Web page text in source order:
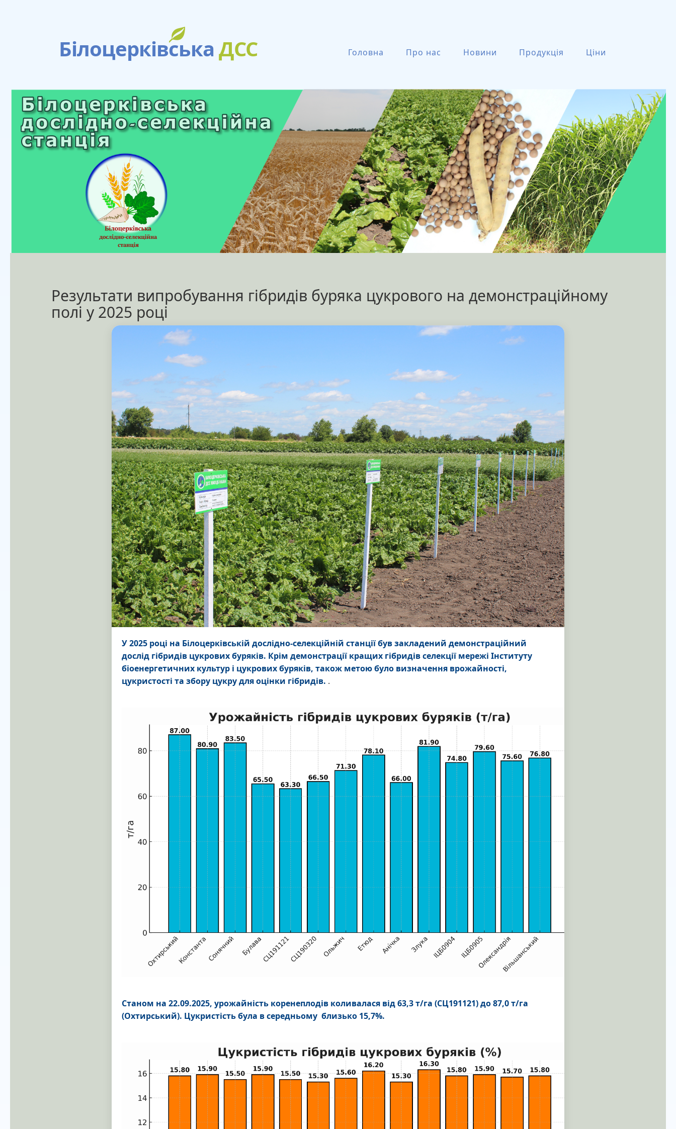
БілоцерківськаДСС Головна Про нас Новини Продукція Ціни
Результати випробування гібридів буряка цукрового на демонстраційному
полі у 2025 році
У 2025 році на Білоцерківській дослідно-селекційній станції був закладений демонстраційний
дослід гібридів цукрових буряків. Крім демонстрації кращих гібридів селекції мережі Інституту
біоенергетичних культур і цукрових буряків, також метою було визначення врожайності,
цукристості та збору цукру для оцінки гібридів. .
Станом на 22.09.2025, урожайність коренеплодів коливалася від 63,3 т/га (СЦ191121) до 87,0 т/га
(Охтирський). Цукристість була в середньому близько 15,7%.